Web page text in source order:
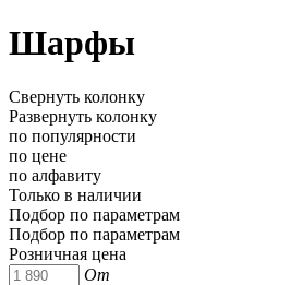
Шарфы
Свернуть колонку
Развернуть колонку
по популярности
по цене
по алфавиту
Только в наличии
Подбор по параметрам
Подбор по параметрам
Розничная цена
От